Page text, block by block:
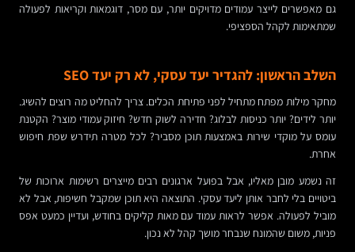
גם מאפשרים לייצר עמודים מדויקים יותר, עם מסר, דוגמאות וקריאות לפעולה
שמתאימות לקהל הספציפי.
השלב הראשון: להגדיר יעד עסקי, לא רק יעד SEO
מחקר מילות מפתח מתחיל לפני פתיחת הכלים. צריך להחליט מה רוצים להשיג.
יותר לידים? יותר כניסות לבלוג? חדירה לשוק חדש? חיזוק עמודי מוצר? הקטנת
עומס על מוקדי שירות באמצעות תוכן מסביר? לכל מטרה תידרש שפת חיפוש
אחרת.
זה נשמע מובן מאליו, אבל בפועל ארגונים רבים מייצרים רשימות ארוכות של
ביטויים בלי לחבר אותן ליעד עסקי. התוצאה היא תוכן שמקבל חשיפות, אבל לא
מוביל לפעולה. אפשר לראות עמוד עם מאות קליקים בחודש, ועדיין כמעט אפס
פניות, משום שהמונח שנבחר מושך קהל לא נכון.